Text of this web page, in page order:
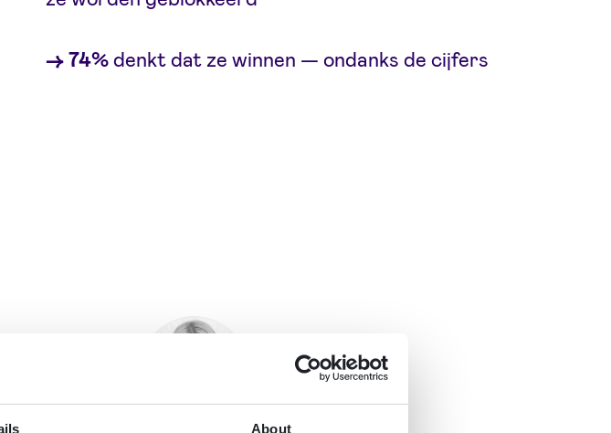
About
→ 74%denkt dat ze winnen — ondanks de cijfers